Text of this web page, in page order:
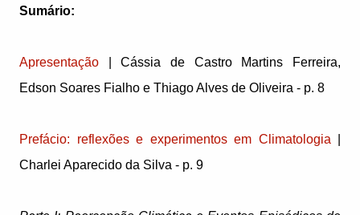
Sumário:
Apresentação | Cássia de Castro Martins Ferreira,
Edson Soares Fialho e Thiago Alves de Oliveira - p. 8
Prefácio: reflexões e experimentos em Climatologia
Charlei Aparecido da Silva - p. 9